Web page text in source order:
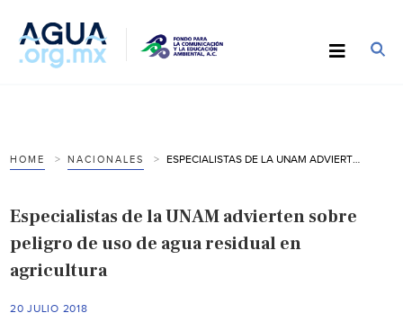
HOME NACIONALES
Especialistas de la UNAM advierten sobre
peligro de uso de agua residual en
agricultura
20 JULIO 2018